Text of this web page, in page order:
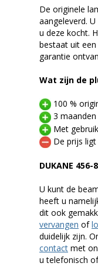
De originele
aangeleverd.
u deze kocht.
bestaat uit
garantie
Wat zijn de
100 %
3
Met
De prijs
DUKANE
U kunt de
heeft u
dit ook
vervangen of
duidelijk zijn.
contact met
u telefonisch